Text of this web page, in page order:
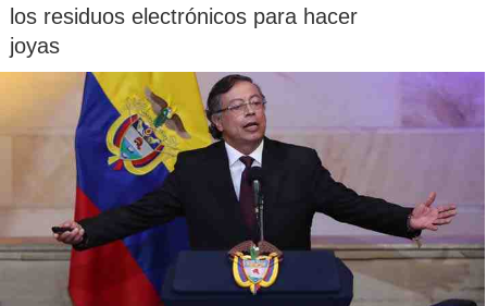
los residuos electrónicos para hacer
joyas